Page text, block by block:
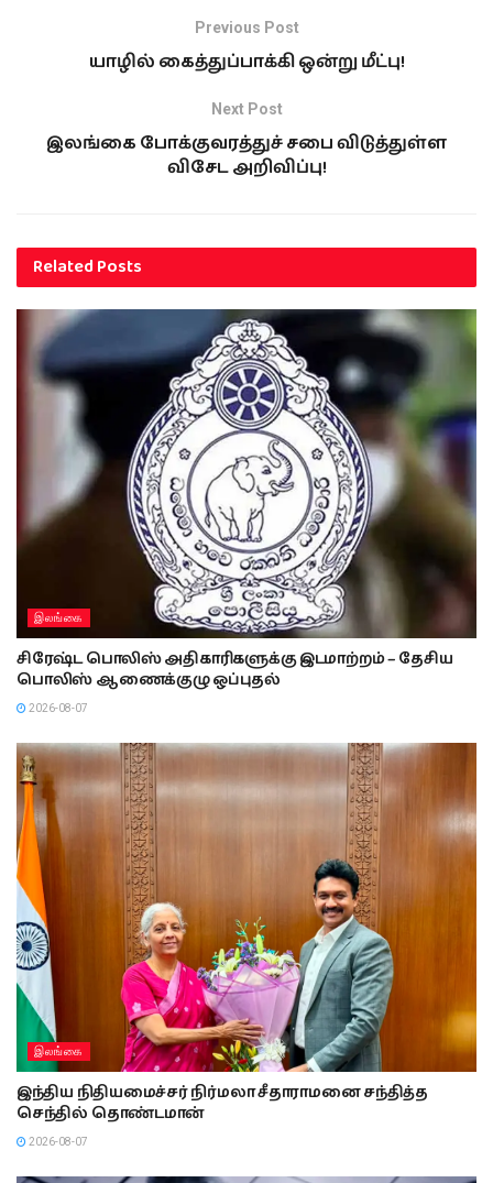
Previous Post
யாழில் கைத்துப்பாக்கி ஒன்று மீட்பு!
Next Post
இலங்கை போக்குவரத்துச் சபை விடுத்துள்ள
விசேட அறிவிப்பு!
RelatedPosts
இலங்கை
சிரேஷ்ட பொலிஸ் அதிகாரிகளுக்கு இடமாற்றம் – தேசிய
பொலிஸ் ஆணைக்குழு ஒப்புதல்
2026-08-07
இலங்கை
இந்திய நிதியமைச்சர் நிர்மலா சீதாராமனை சந்தித்த
செந்தில் தொண்டமான்
2026-08-07